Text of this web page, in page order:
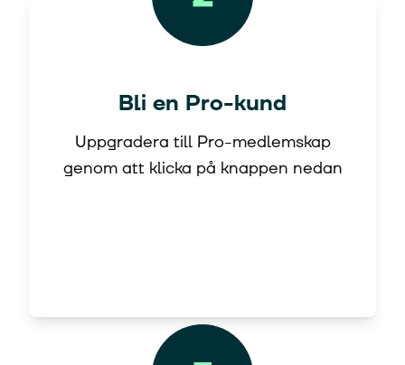
Bli en Pro-kund
Uppgradera till Pro-medlemskap
genom att klicka på knappen nedan